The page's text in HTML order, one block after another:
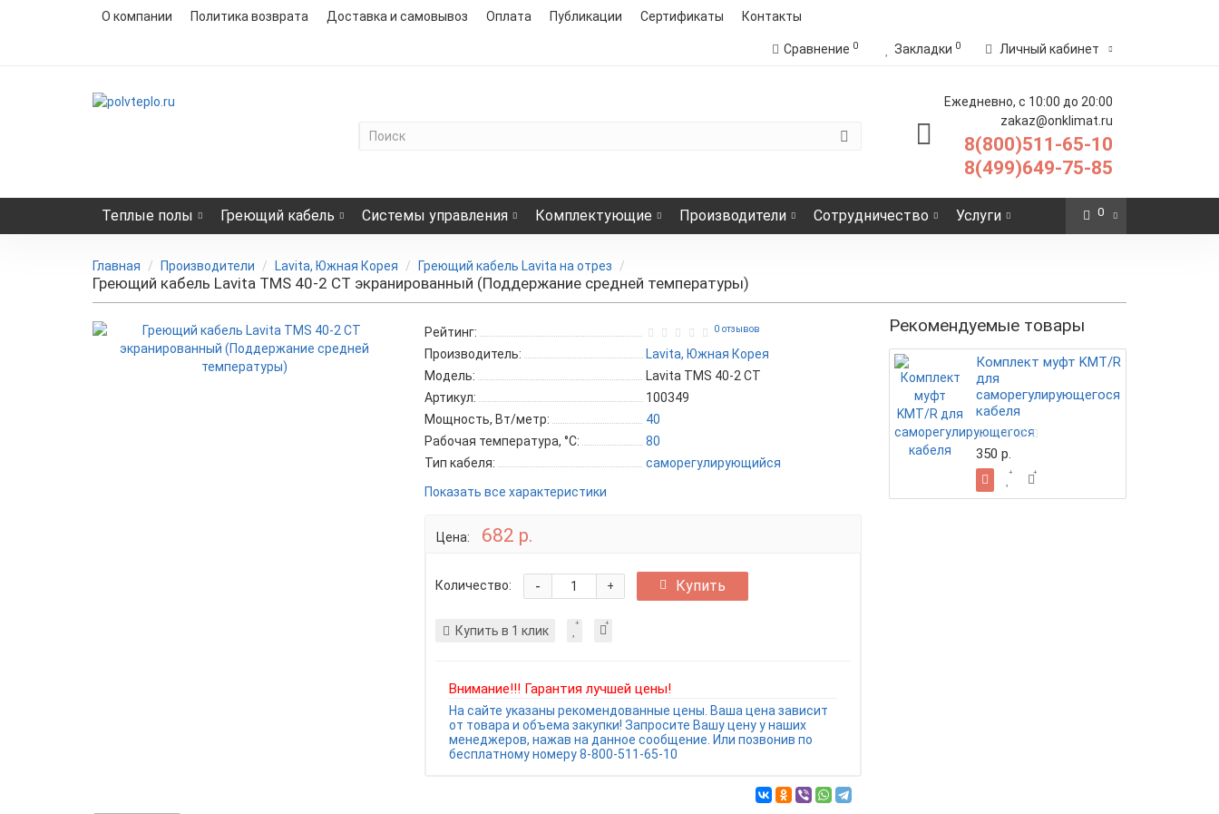
О компании Политика возврата Доставка и самовывоз Оплата Публикации Сертификаты Контакты
Сравнение 0 Закладки 0 Личный кабинет
Ежедневно, с 10:00 до 20:00
zakaz@onklimat.ru
8(800)511-65-10
8(499)649-75-85
Теплые полы Греющий кабель Системы управления Комплектующие Производители Сотрудничество Услуги 0
Главная Производители Lavita, Южная Корея Греющий кабель Lavita на отрез
Греющий кабель Lavita TMS 40-2 CT экранированный (Поддержание средней температуры)
Рейтинг: 0 отзывов
Производитель:
Lavita, Южная Корея
Модель:
Lavita TMS 40-2 CT
Артикул:
100349
Мощность, Вт/метр:
40
Рабочая температура, °C:
80
Тип кабеля:
саморегулирующийся
Показать все характеристики
Цена: 682 р.
Количество: +
- Купить
Купить в 1 клик
Внимание!!! Гарантия лучшей цены!
На сайте указаны рекомендованные цены. Ваша цена зависит
от товара и объема закупки! Запросите Вашу цену у наших
менеджеров, нажав на данное сообщение. Или позвонив по
бесплатному номеру 8-800-511-65-10
Рекомендуемые товары
Комплект муфт KMT/R
для
саморегулирующегося
кабеля
350 р.